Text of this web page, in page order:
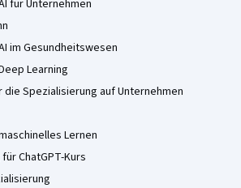
für Unternehmen
im Gesundheitswesen
Learning
die Spezialisierung auf Unternehmen
Lernen
ChatGPT-Kurs